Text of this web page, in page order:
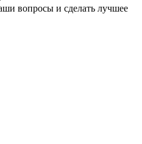
вопросы и сделать лучшее